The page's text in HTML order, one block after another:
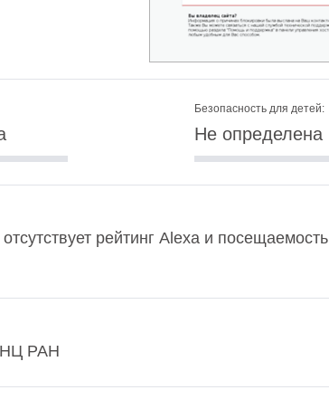
Безопасность для детей:
Не определена
рейтинг Alexa и посещаемость
РАН